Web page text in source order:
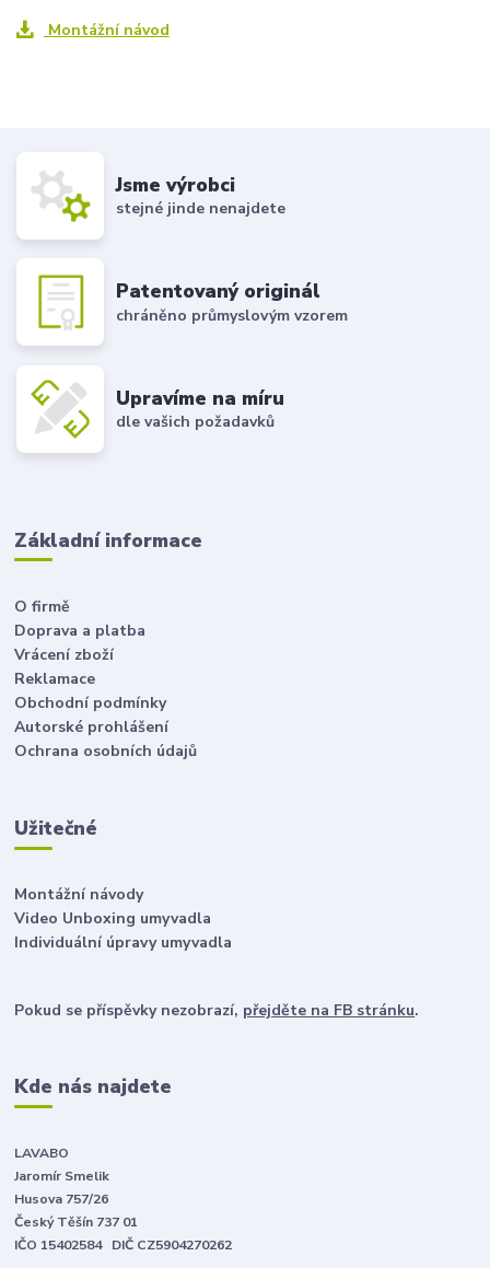
Montážní návod
Jsme výrobci
stejné jinde nenajdete
Patentovaný originál
chráněno průmyslovým vzorem
Upravíme na míru
dle vašich požadavků
Základní informace
O firmě
Doprava a platba
Vrácení zboží
Reklamace
Obchodní podmínky
Autorské prohlášení
Ochrana osobních údajů
Užitečné
Montážní návody
Video Unboxing umyvadla
Individuální úpravy umyvadla
Pokud se příspěvky nezobrazí, přejděte na FB stránku.
Kde nás najdete
LAVABO
Jaromír Smelik
Husova 757/26
Český Těšín 737 01
IČO 15402584 DIČ CZ5904270262